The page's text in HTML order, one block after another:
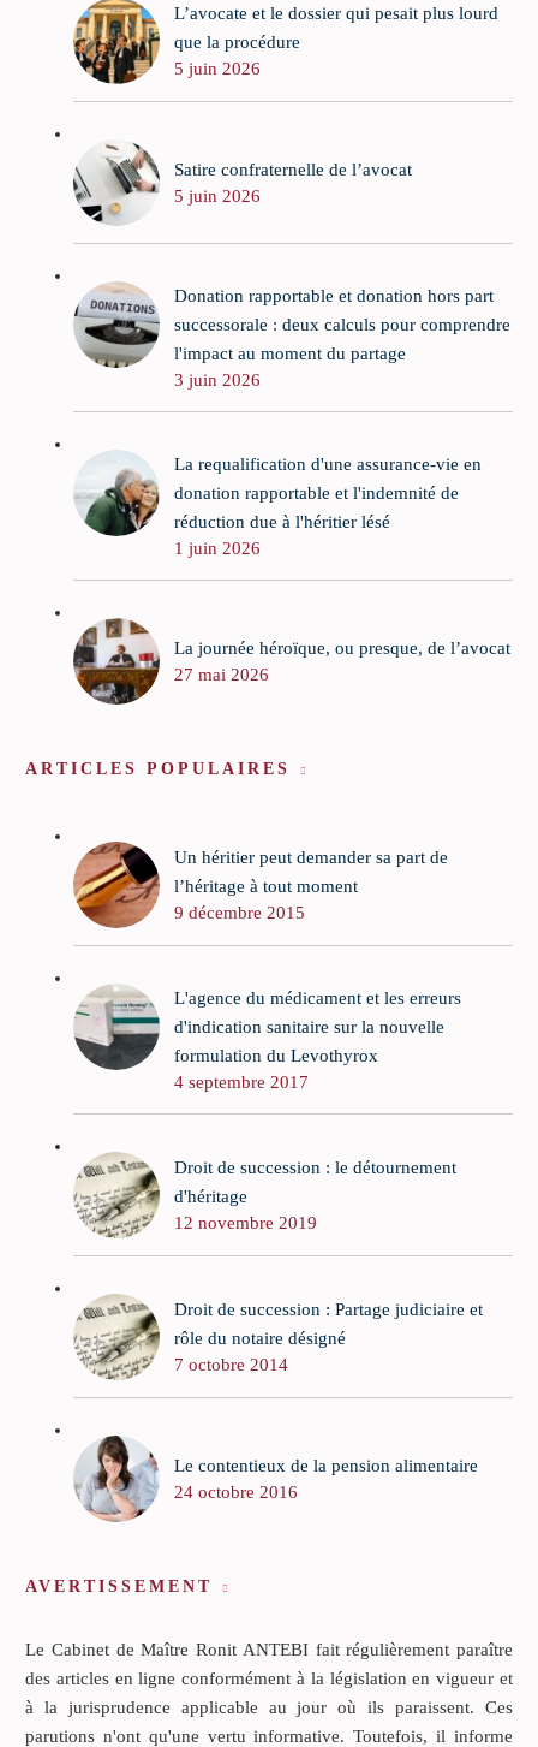
L’avocate et le dossier qui pesait plus lourd
que la procédure
5 juin 2026
Satire confraternelle de l’avocat
5 juin 2026
Donation rapportable et donation hors part
successorale : deux calculs pour comprendre
l'impact au moment du partage
3 juin 2026
La requalification d'une assurance-vie en
donation rapportable et l'indemnité de
réduction due à l'héritier lésé
1 juin 2026
La journée héroïque, ou presque, de l’avocat
27 mai 2026
ARTICLES POPULAIRES
Un héritier peut demander sa part de
l’héritage à tout moment
9 décembre 2015
L'agence du médicament et les erreurs
d'indication sanitaire sur la nouvelle
formulation du Levothyrox
4 septembre 2017
Droit de succession : le détournement
d'héritage
12 novembre 2019
Droit de succession : Partage judiciaire et
rôle du notaire désigné
7 octobre 2014
Le contentieux de la pension alimentaire
24 octobre 2016
AVERTISSEMENT
Le Cabinet de Maître Ronit ANTEBI fait régulièrement paraître
des articles en ligne conformément à la législation en vigueur et
à la jurisprudence applicable au jour où ils paraissent. Ces
parutions n'ont qu'une vertu informative. Toutefois, il informe